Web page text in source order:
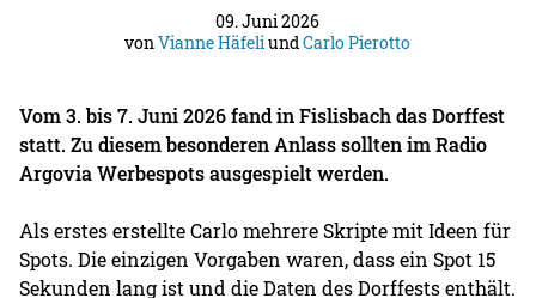
09. Juni 2026
vonVianne HäfeliundCarlo Pierotto
Vom 3. bis 7. Juni 2026 fand in Fislisbach das Dorffest
statt. Zu diesem besonderen Anlass sollten im Radio
Argovia Werbespots ausgespielt werden.
Als erstes erstellte Carlo mehrere Skripte mit Ideen für
Spots. Die einzigen Vorgaben waren, dass ein Spot 15
Sekunden lang ist und die Daten des Dorffests enthält.